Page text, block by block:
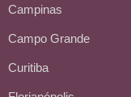
Campinas
Campo Grande
Curitiba